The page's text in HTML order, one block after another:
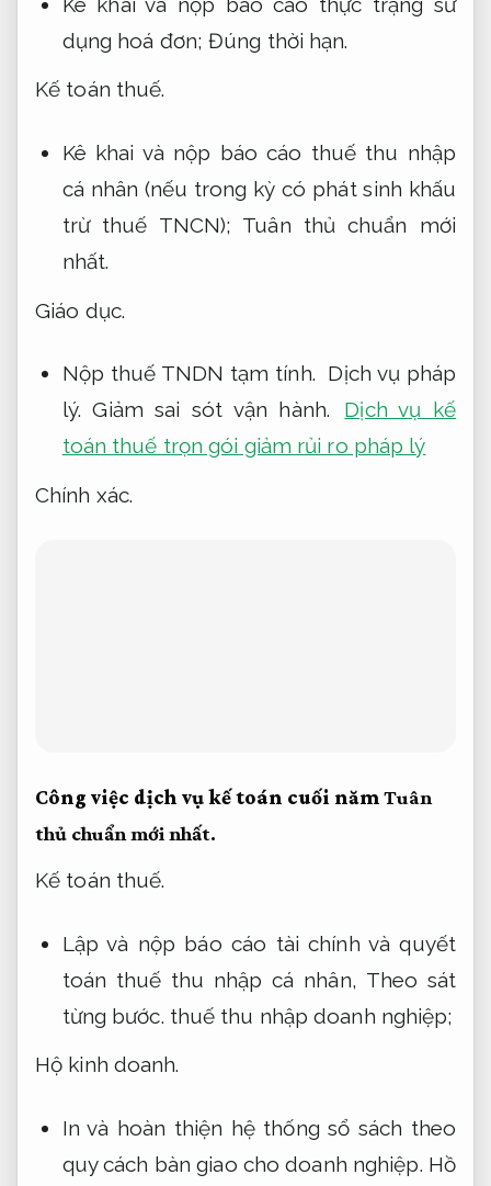
dụng hoá đơn;Đúng thời hạn.
Kế toán thuế.
Kê khai và nộp báo cáo thuế thu nhập
cá nhân (nếu trong kỳ có phát sinh khấu
trừ thuế TNCN); Tuân thủ chuẩn mới
nhất.
Giáo dục.
Nộp thuế TNDN tạm tính. Dịch vụ pháp
lý. Giảm sai sót vận hành.
Dịch vụ kế
toán thuế trọn gói giảm rủi ro pháp lý
Chính xác.
Công việc dịch vụ kế toán cuối nămTuân
thủ chuẩn mới nhất.
Kế toán thuế.
Lập và nộp báo cáo tài chính và quyết
toán thuế thu nhập cá nhân, Theo sát
từng bước. thuế thu nhập doanh nghiệp;
Hộ kinh doanh.
In và hoàn thiện hệ thống sổ sách theo
quy cách bàn giao cho doanh nghiệp. Hồ